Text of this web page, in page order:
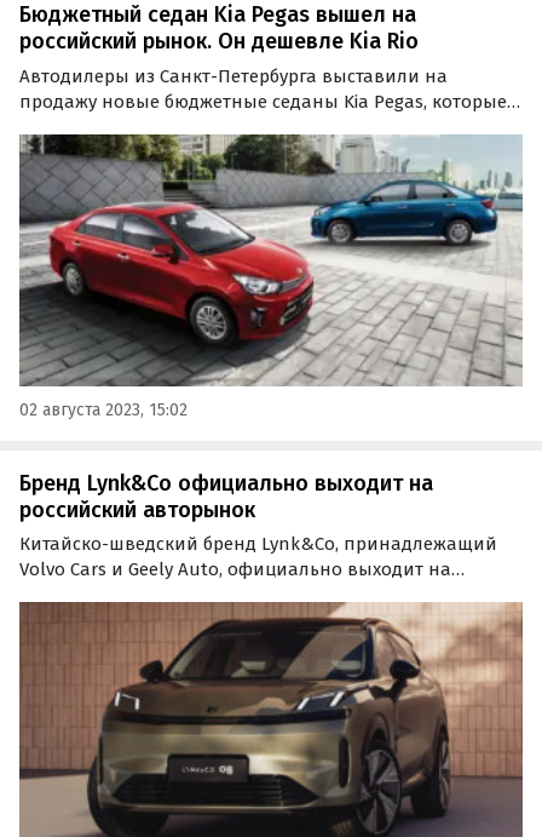
Бюджетный седан Kia Pegas вышел на
российский рынок. Он дешевле Kia Rio
Автодилеры из Санкт-Петербурга выставили на
продажу новые бюджетные седаны Kia Pegas, которые
на модель, которую можно считать бюджетной
альтернативой Kia Rio, варьируются от 1 790 000 до 1 950
000…
02 августа 2023, 15:02
Бренд Lynk&Co официально выходит на
российский авторынок
Китайско-шведский бренд Lynk&Co, принадлежащий
Volvo Cars и Geely Auto, официально выходит на
отечественного рынка автобренда состоится 20 ноября,
а вместе с ним в этот день состоится премьера нового…